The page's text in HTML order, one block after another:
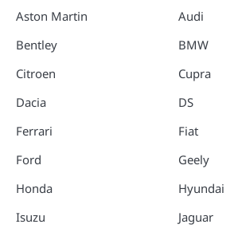
Aston Martin
Bentley
Citroen
Dacia
Ferrari
Ford
Honda
Isuzu
Audi
BMW
Cupra
DS
Fiat
Geely
Hyundai
Jaguar